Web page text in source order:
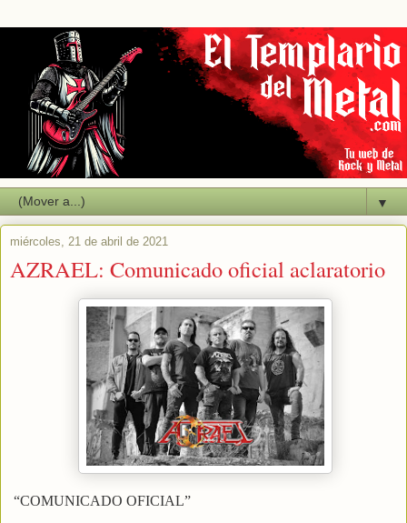
▼
miércoles, 21 de abril de 2021
AZRAEL: Comunicado oficial aclaratorio
“COMUNICADO OFICIAL”